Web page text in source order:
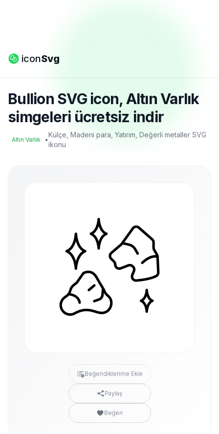
iconSvg
Bullion SVG icon, Altın Varlık
simgeleri ücretsiz indir
Altın Varlık •
Külçe, Madeni para, Yatırım, Değerli metaller SVG
ikonu
Beğendiklerime Ekle
Paylaş
Beğen